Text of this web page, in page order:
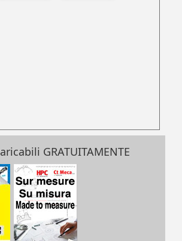
GRATUITAMENTE